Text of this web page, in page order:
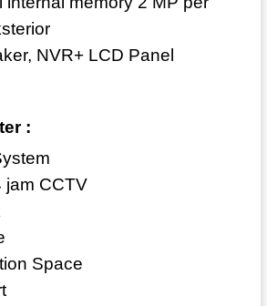
NVR+ LCD Panel
:
jam CCTV
Space